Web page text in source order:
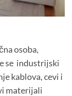
osoba,
se industrijski
kablova, cevi i
materijali